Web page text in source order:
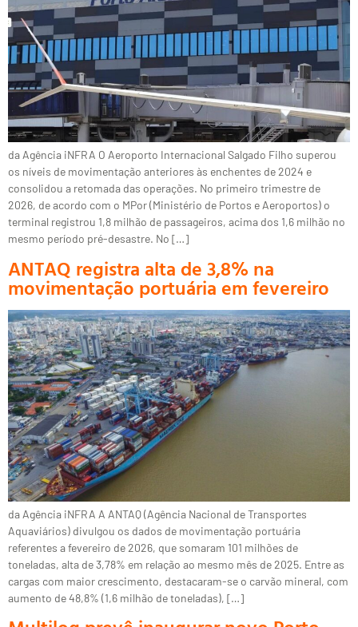
da Agência iNFRA O Aeroporto Internacional Salgado Filho superou
os níveis de movimentação anteriores às enchentes de 2024 e
consolidou a retomada das operações. No primeiro trimestre de
2026, de acordo com o MPor (Ministério de Portos e Aeroportos) o
terminal registrou 1,8 milhão de passageiros, acima dos 1,6 milhão no
mesmo período pré-desastre. No […]
ANTAQ registra alta de 3,8% na
movimentação portuária em fevereiro
da Agência iNFRA A ANTAQ (Agência Nacional de Transportes
Aquaviários) divulgou os dados de movimentação portuária
referentes a fevereiro de 2026, que somaram 101 milhões de
toneladas, alta de 3,78% em relação ao mesmo mês de 2025. Entre as
cargas com maior crescimento, destacaram-se o carvão mineral, com
aumento de 48,8% (1,6 milhão de toneladas), […]